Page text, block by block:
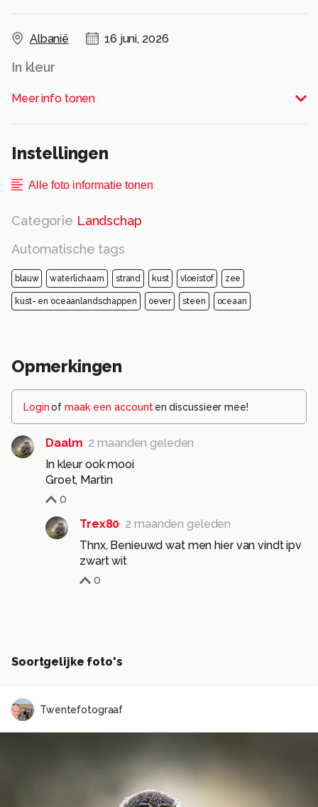
Albanië 16 juni, 2026
In kleur
Alle rechten voorbehouden
Meer info tonen
Instellingen
Alle foto informatie tonen
Categorie Landschap
Automatische tags
blauw waterlichaam strand kust vloeistof zee
kust- en oceaanlandschappen oever steen oceaan
Opmerkingen
Loginof maak een account en discussieer mee!
Daalm 2 maanden geleden
In kleur ook mooi
Groet, Martin
0
Trex80 2 maanden geleden
Thnx, Benieuwd wat men hier van vindt ipv
zwart wit
0
Soortgelijke foto's
Twentefotograaf